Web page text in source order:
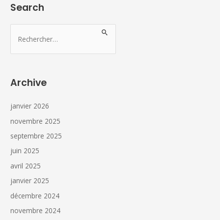
Search
Archive
janvier 2026
novembre 2025
septembre 2025
juin 2025
avril 2025
janvier 2025
décembre 2024
novembre 2024